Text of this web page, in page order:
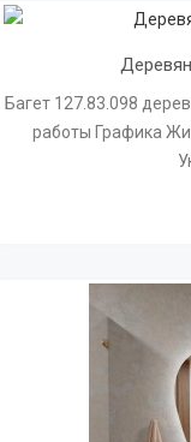
Багет 127.83.098
работы Графика